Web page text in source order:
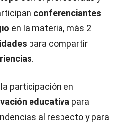
conferenciantes
en la materia, más 2
para compartir
.
participación en
educativa para
al respecto y para